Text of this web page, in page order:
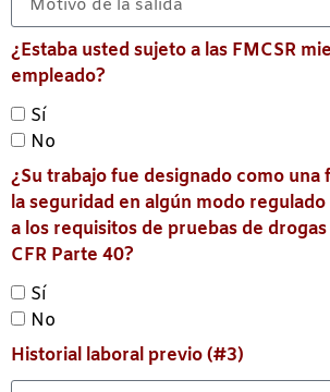
¿Estaba usted sujeto a las FMCSR
empleado?
Sí
No
¿Su trabajo fue designado como una
la seguridad en algún modo
a los requisitos de pruebas de
CFR Parte 40?
Sí
No
Historial laboral previo (#3)